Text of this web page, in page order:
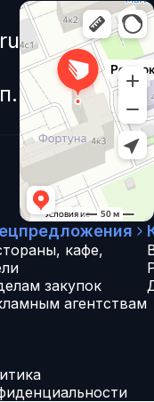
кафе,
закупок
агентствам